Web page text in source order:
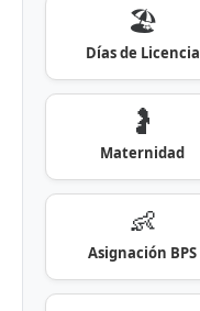
🏖️
Días de Licencia
🤰
Maternidad
👶
Asignación BPS